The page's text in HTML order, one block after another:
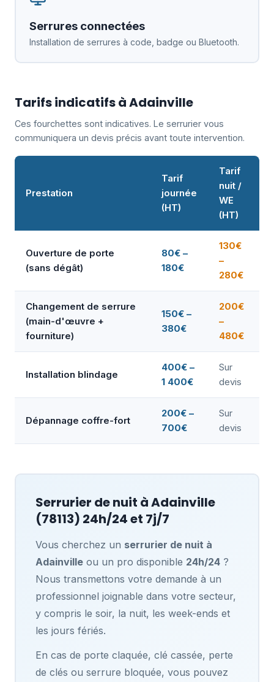
Serrures connectées
Installation de serrures à code, badge ou Bluetooth.
Tarifs indicatifs à Adainville
Ces fourchettes sont indicatives. Le serrurier vous
communiquera un devis précis avant toute intervention.
Prestation
Tarif
journée
(HT)
Tarif
nuit /
WE
(HT)
Ouverture de porte
(sans dégât)
80€ –
180€
130€
–
280€
Changement de serrure
(main-d'œuvre +
fourniture)
150€ –
380€
200€
–
480€
Installation blindage
400€ –
1 400€
Sur
devis
Dépannage coffre-fort
200€ –
700€
Sur
devis
Serrurier de nuit àAdainville
(78113) 24h/24 et 7j/7
Vous cherchez un serrurier de nuit à
Adainvilleou un pro disponible 24h/24?
Nous transmettons votre demande à un
professionnel joignable dans votre secteur,
y compris le soir, la nuit, les week-ends et
les jours fériés.
En cas de porte claquée, clé cassée, perte
de clés ou serrure bloquée, vous pouvez